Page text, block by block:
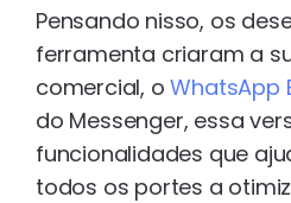
Pensando nisso, os
ferramenta criaram a
comercial, oWhatsApp
do Messenger, essa
funcionalidades que
todos os portes a